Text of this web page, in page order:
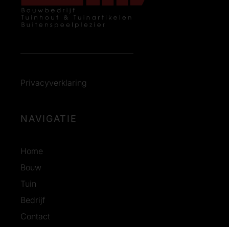
Privacyverklaring
NAVIGATIE
Home
Bouw
Tuin
Bedrijf
Contact